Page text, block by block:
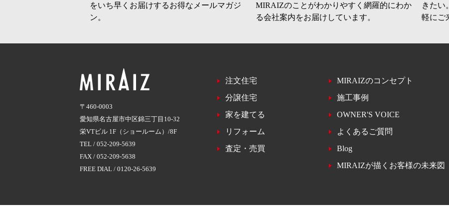
をいち早くお届けするお得なメールマガジ
ン。
MIRAIZのことがわかりやすく網羅的にわか
る会社案内をお届けしています。
きたい
軽にご
〒460-0003
愛知県名古屋市中区錦三丁目10-32
栄VTビル 1F（ショールーム）/8F
TEL / 052-209-5639
FAX / 052-209-5638
FREE DIAL / 0120-26-5639
注文住宅
分譲住宅
家を建てる
リフォーム
査定・売買
MIRAIZのコンセプト
施工事例
OWNER'S VOICE
よくあるご質問
Blog
MIRAIZが描くお客様の未来図